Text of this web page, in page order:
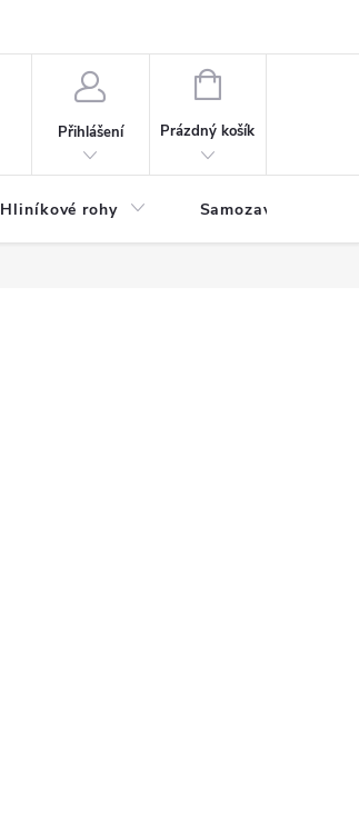
Přihlášení
NÁKUPNÍ
Prázdný košík
Hliníkové rohy Samozavlažovací